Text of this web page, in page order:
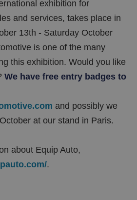
exhibition for
and services, takes place in
13th - Saturday October
is one of the many
this exhibition. Would you like
We have free entry badges to
and possibly we
at our stand in Paris.
about Equip Auto,
.